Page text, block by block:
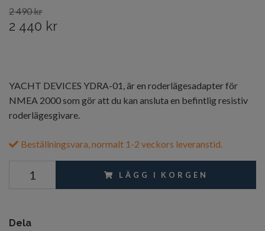
2 490 kr
2 440 kr
YACHT DEVICES YDRA-01, är en roderlägesadapter för
NMEA 2000 som gör att du kan ansluta en befintlig resistiv
roderlägesgivare.
Beställningsvara, normalt 1-2 veckors leveranstid.
LÄGG I KORGEN
Dela